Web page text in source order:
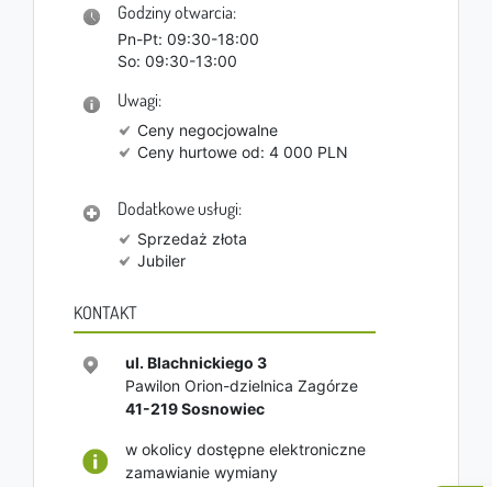
Godziny otwarcia:
Pn-Pt: 09:30-18:00
So: 09:30-13:00
Uwagi:
Ceny negocjowalne
Ceny hurtowe od: 4 000 PLN
Dodatkowe usługi:
Sprzedaż złota
Jubiler
KONTAKT
ul. Blachnickiego 3
Pawilon Orion-dzielnica Zagórze
41-219Sosnowiec
w okolicy dostępne elektroniczne
zamawianie wymiany